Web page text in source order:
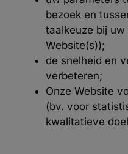
bezoek en
taalkeuze bij uw
Website(s));
de snelheid en
verbeteren;
Onze Website
(bv. voor
kwalitatieve